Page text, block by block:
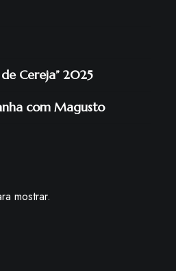
Cereja” 2025
com Magusto
mostrar.